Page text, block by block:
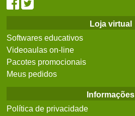
Loja virtual
Softwares educativos
Videoaulas on-line
Pacotes promocionais
Meus pedidos
Informações
Política de privacidade